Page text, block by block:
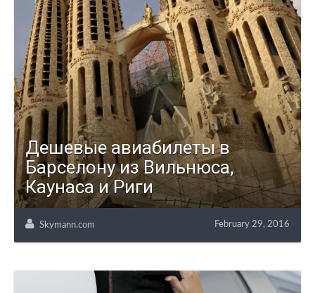
Дешевые авиабилеты в
Барселону из Вильнюса,
Каунаса и Риги
Skymann.com February 29, 2016